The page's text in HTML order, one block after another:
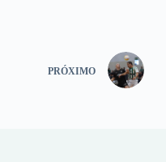
PRÓXIMO